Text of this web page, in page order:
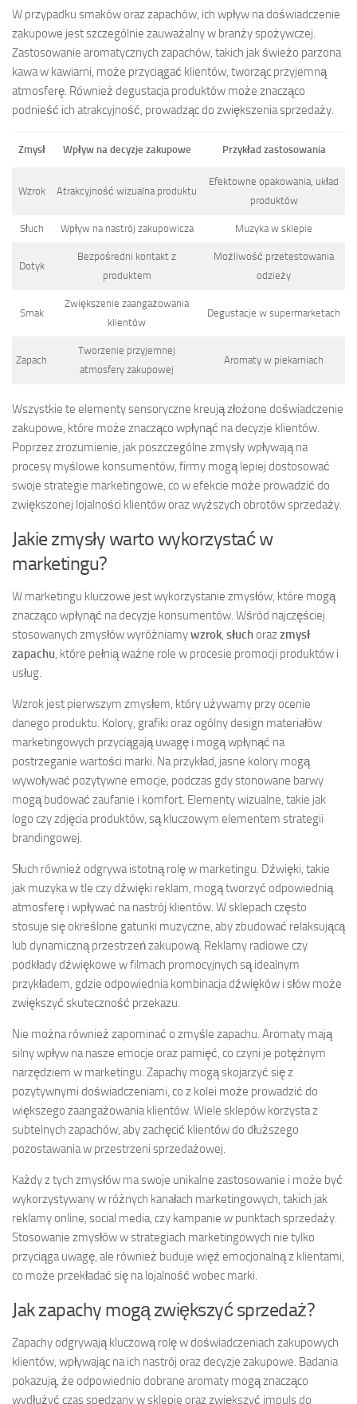
W przypadku smaków oraz zapachów, ich wpływ na doświadczenie
zakupowe jest szczególnie zauważalny w branży spożywczej.
Zastosowanie aromatycznych zapachów, takich jak świeżo parzona
kawa w kawiarni, może przyciągać klientów, tworząc przyjemną
atmosferę. Również degustacja produktów może znacząco
podnieść ich atrakcyjność, prowadząc do zwiększenia sprzedaży.
Zmysł Wpływ na decyzje zakupowe Przykład zastosowania
Wzrok Atrakcyjność wizualna produktu
Efektowne opakowania, układ
produktów
Słuch Wpływ na nastrój zakupowicza Muzyka w sklepie
Dotyk
Bezpośredni kontakt z
produktem
Możliwość przetestowania
odzieży
Smak
Zwiększenie zaangażowania
klientów
Degustacje w supermarketach
Zapach
Tworzenie przyjemnej
atmosfery zakupowej
Aromaty w piekarniach
Wszystkie te elementy sensoryczne kreują złożone doświadczenie
zakupowe, które może znacząco wpłynąć na decyzje klientów.
Poprzez zrozumienie, jak poszczególne zmysły wpływają na
procesy myślowe konsumentów, firmy mogą lepiej dostosować
swoje strategie marketingowe, co w efekcie może prowadzić do
zwiększonej lojalności klientów oraz wyższych obrotów sprzedaży.
Jakie zmysły warto wykorzystać w
marketingu?
W marketingu kluczowe jest wykorzystanie zmysłów, które mogą
znacząco wpłynąć na decyzje konsumentów. Wśród najczęściej
stosowanych zmysłów wyróżniamywzrok, słuchorazzmysł
zapachu, które pełnią ważne role w procesie promocji produktów i
usług.
Wzrok jest pierwszym zmysłem, który używamy przy ocenie
danego produktu. Kolory, grafiki oraz ogólny design materiałów
marketingowych przyciągają uwagę i mogą wpłynąć na
postrzeganie wartości marki. Na przykład, jasne kolory mogą
wywoływać pozytywne emocje, podczas gdy stonowane barwy
mogą budować zaufanie i komfort. Elementy wizualne, takie jak
logo czy zdjęcia produktów, są kluczowym elementem strategii
brandingowej.
Słuch również odgrywa istotną rolę w marketingu. Dźwięki, takie
jak muzyka w tle czy dźwięki reklam, mogą tworzyć odpowiednią
atmosferę i wpływać na nastrój klientów. W sklepach często
stosuje się określone gatunki muzyczne, aby zbudować relaksującą
lub dynamiczną przestrzeń zakupową. Reklamy radiowe czy
podkłady dźwiękowe w filmach promocyjnych są idealnym
przykładem, gdzie odpowiednia kombinacja dźwięków i słów może
zwiększyć skuteczność przekazu.
Nie można również zapominać o zmyśle zapachu. Aromaty mają
silny wpływ na nasze emocje oraz pamięć, co czyni je potężnym
narzędziem w marketingu. Zapachy mogą skojarzyć się z
pozytywnymi doświadczeniami, co z kolei może prowadzić do
większego zaangażowania klientów. Wiele sklepów korzysta z
subtelnych zapachów, aby zachęcić klientów do dłuższego
pozostawania w przestrzeni sprzedażowej.
Każdy z tych zmysłów ma swoje unikalne zastosowanie i może być
wykorzystywany w różnych kanałach marketingowych, takich jak
reklamy online, social media, czy kampanie w punktach sprzedaży.
Stosowanie zmysłów w strategiach marketingowych nie tylko
przyciąga uwagę, ale również buduje więź emocjonalną z klientami,
co może przekładać się na lojalność wobec marki.
Jak zapachy mogą zwiększyć sprzedaż?
Zapachy odgrywają kluczową rolę w doświadczeniach zakupowych
klientów, wpływając na ich nastrój oraz decyzje zakupowe. Badania
pokazują, że odpowiednio dobrane aromaty mogą znacząco
wydłużyć czas spędzany w sklepie oraz zwiększyć impuls do